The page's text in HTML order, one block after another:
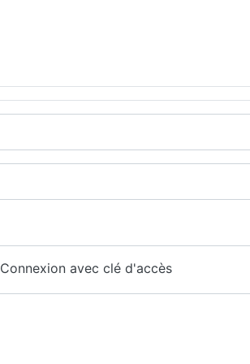
Connexion avec clé d'accès